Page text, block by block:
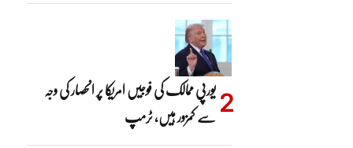
یورپی ممالک کی فوجیں امریکا پر انحصار کی وجہ
سے کمزور ہیں، ٹرمپ